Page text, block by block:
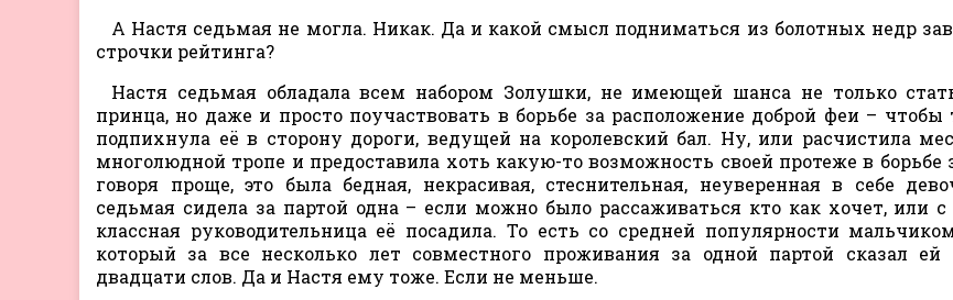
А Настя седьмая не могла. Никак. Да и какой смысл подниматься из болотных недр
строчки рейтинга?
Настя седьмая обладала всем набором Золушки, не имеющей шанса не только
принца, но даже и просто поучаствовать в борьбе за расположение доброй феи – чтобы
подпихнула её в сторону дороги, ведущей на королевский бал. Ну, или расчистила
многолюдной тропе и предоставила хоть какую-то возможность своей протеже в борьбе
говоря проще, это была бедная, некрасивая, стеснительная, неуверенная в себе
седьмая сидела за партой одна – если можно было рассаживаться кто как хочет, или
классная руководительница её посадила. То есть со средней популярности
который за все несколько лет совместного проживания за одной партой сказал ей
двадцати слов. Да и Настя ему тоже. Если не меньше.